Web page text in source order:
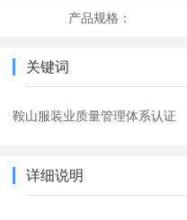
产品规格：
关键词
鞍山服装业质量管理体系认证
详细说明